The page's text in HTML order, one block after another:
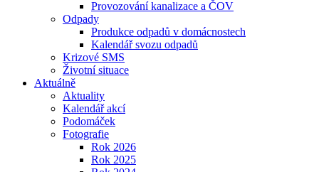
Provozování kanalizace a ČOV
Odpady
Produkce odpadů v domácnostech
Kalendář svozu odpadů
Krizové SMS
Životní situace
Aktuálně
Aktuality
Kalendář akcí
Podomáček
Fotografie
Rok 2026
Rok 2025